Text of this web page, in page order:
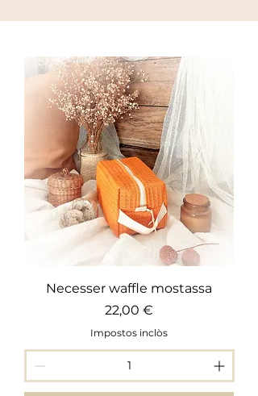
Necesser waffle mostassa
Preu
22,00 €
Impostos inclòs